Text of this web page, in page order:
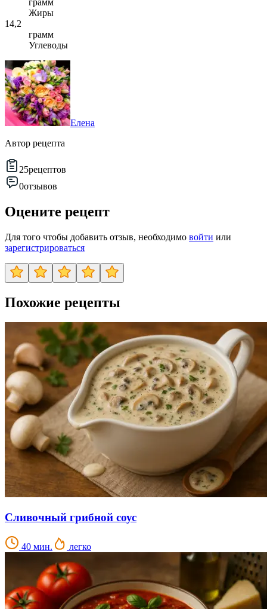
Жиры
14,2
грамм
Углеводы
Елена
Автор рецепта
25рецептов
0отзывов
Оцените рецепт
Для того чтобы добавить отзыв, необходимо войти или
зарегистрироваться
Похожие рецепты
Сливочный грибной соус
40 мин. легко